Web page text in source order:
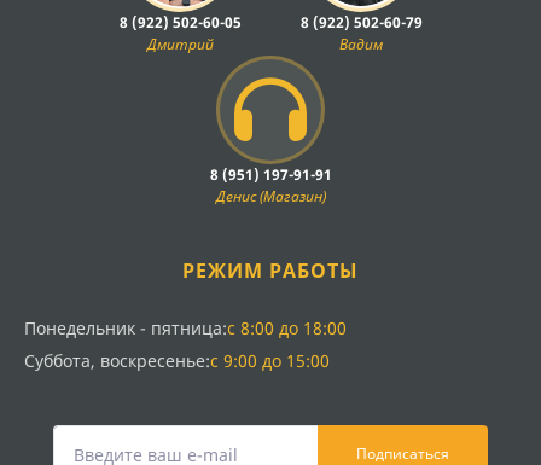
8 (922) 502-60-05
Дмитрий
8 (922) 502-60-79
Вадим
8 (951) 197-91-91
Денис (Магазин)
РЕЖИМ РАБОТЫ
Понедельник - пятница:с 8:00 до 18:00
Суббота, воскресенье:с 9:00 до 15:00
Подписаться